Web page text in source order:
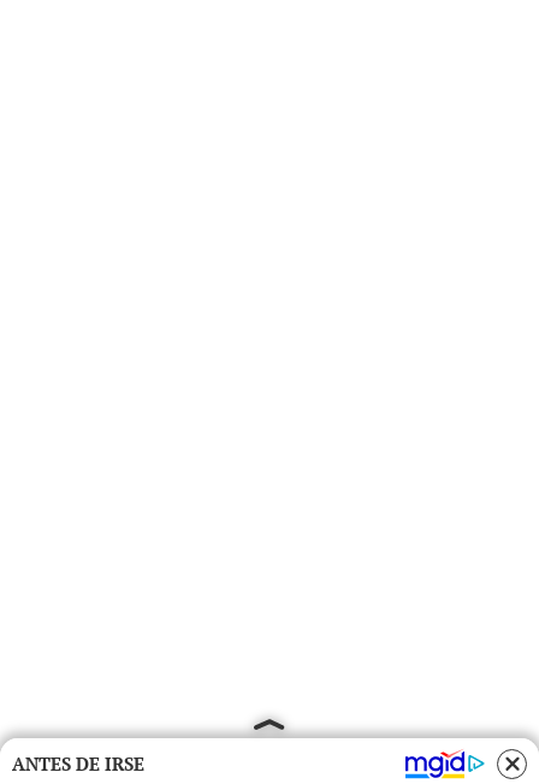
ANTES DE IRSE